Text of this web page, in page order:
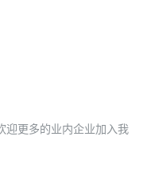
迎更多的业内企业加入我